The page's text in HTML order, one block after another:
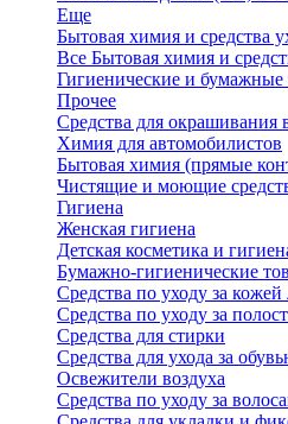
Еще
Бытовая химия и средства
Все Бытовая химия и
Гигиенические и бумажные
Прочее
Средства для окрашивания
Химия для автомобилистов
Бытовая химия (прямые
Чистящие и моющие
Гигиена
Женская гигиена
Детская косметика и
Бумажно-гигиенические
Средства по уходу за кожей
Средства по уходу за
Средства для стирки
Средства для ухода за
Освежители воздуха
Средства по уходу за